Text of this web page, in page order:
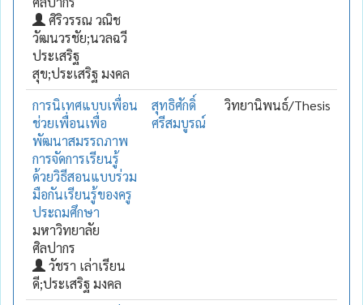
ศิริวรรณ วณิช
วัฒนวรชัย;นวลฉวี
ประเสริฐ
สุข;ประเสริฐ มงคล
การนิเทศแบบเพื่อน
ช่วยเพื่อนเพื่อ
พัฒนาสมรรถภาพ
การจัดการเรียนรู้
ด้วยวิธีสอนแบบร่วม
มือกันเรียนรู้ของครู
ประถมศึกษา
มหาวิทยาลัย
ศิลปากร
วัชรา เล่าเรียน
ดี;ประเสริฐ มงคล
สุทธิศักดิ์
ศรีสมบูรณ์
วิทยานิพนธ์/Thesis